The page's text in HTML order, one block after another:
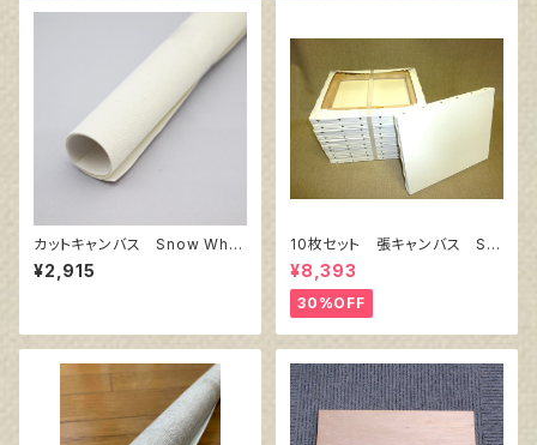
カットキャンバス Snow Whit
e SPC F30
¥2,915
10枚セット 張キャンバス Sn
owWhite SPC（綿・ポリエステ
ル）F6 410㎜×318㎜
¥8,393
30%OFF